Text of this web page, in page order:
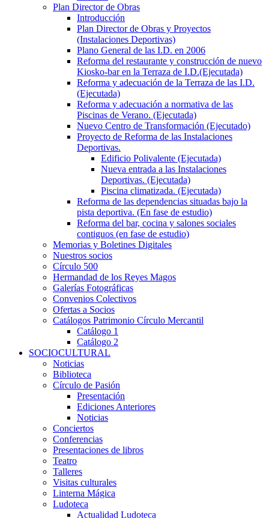
Plan Director de Obras
Introducción
Plan Director de Obras y Proyectos
(Instalaciones Deportivas)
Plano General de las I.D. en 2006
Reforma del restaurante y construcción de nuevo
Kiosko-bar en la Terraza de I.D.(Ejecutada)
Reforma y adecuación de la Terraza de las I.D.
(Ejecutada)
Reforma y adecuación a normativa de las
Piscinas de Verano. (Ejecutada)
Nuevo Centro de Transformación (Ejecutado)
Proyecto de Reforma de las Instalaciones
Deportivas.
Edificio Polivalente (Ejecutada)
Nueva entrada a las Instalaciones
Deportivas. (Ejecutada)
Piscina climatizada. (Ejecutada)
Reforma de las dependencias situadas bajo la
pista deportiva. (En fase de estudio)
Reforma del bar, cocina y salones sociales
contiguos (en fase de estudio)
Memorias y Boletines Digitales
Nuestros socios
Círculo 500
Hermandad de los Reyes Magos
Galerías Fotográficas
Convenios Colectivos
Ofertas a Socios
Catálogos Patrimonio Círculo Mercantil
Catálogo 1
Catálogo 2
SOCIOCULTURAL
Noticias
Biblioteca
Círculo de Pasión
Presentación
Ediciones Anteriores
Noticias
Conciertos
Conferencias
Presentaciones de libros
Teatro
Talleres
Visitas culturales
Linterna Mágica
Ludoteca
Actualidad Ludoteca